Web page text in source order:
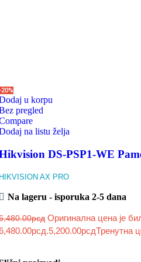
u korpu
pregled
na listu želja
DS-PSP1-WE
AX PRO
Na lageru - isporuka 2-5 dana
рсд Оригинална цена је
5,200.00рсдТренутна